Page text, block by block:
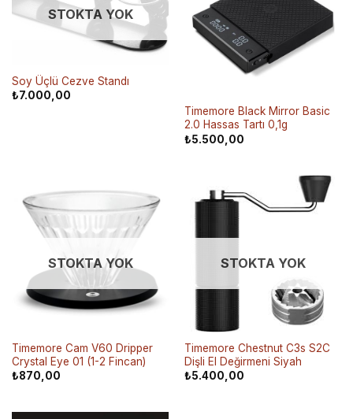
STOKTA YOK
Soy Üçlü Cezve Standı
₺7.000,00
Timemore Black Mirror Basic
2.0 Hassas Tartı 0,1g
₺5.500,00
STOKTA YOK
Timemore Cam V60 Dripper
Crystal Eye 01 (1-2 Fincan)
₺870,00
STOKTA YOK
Timemore Chestnut C3s S2C
Dişli El Değirmeni Siyah
₺5.400,00